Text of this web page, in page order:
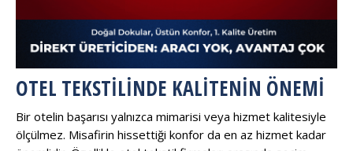
OTEL TEKSTILINDE KALITENIN ÖNEMI
Bir otelin başarısı yalnızca mimarisi veya hizmet kalitesiyle
ölçülmez. Misafirin hissettiği konfor da en az hizmet kadar